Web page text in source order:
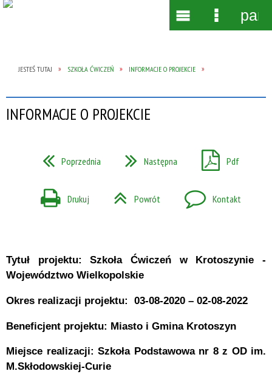
JESTEŚ TUTAJ SZKOŁA ĆWICZEŃ INFORMACJE O PROJEKCIE
INFORMACJE O PROJEKCIE
Poprzednia Następna Pdf
Drukuj Powrót Kontakt
Tytuł projektu:Szkoła Ćwiczeń w Krotoszynie -
Województwo Wielkopolskie
Okres realizacji projektu: 03-08-2020 – 02-08-2022
Beneficjent projektu: Miasto i Gmina Krotoszyn
Miejsce realizacji: Szkoła Podstawowa nr 8 z OD im.
M.Skłodowskiej-Curie
Wyszukiwarka
Narzędzia
MenuMenu